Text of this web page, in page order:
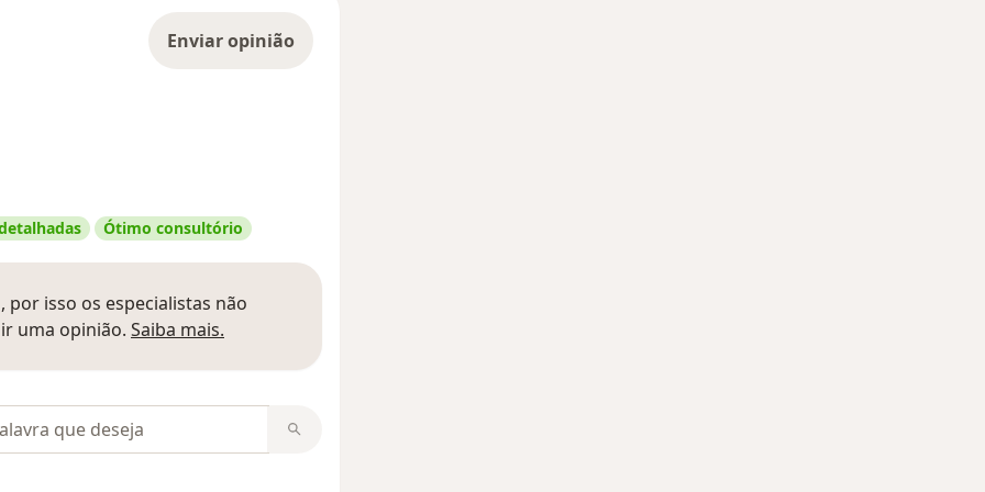
Enviar opinião
Ótimo consultório
isso os especialistas não
uma opinião. Saiba mais.
opiniões